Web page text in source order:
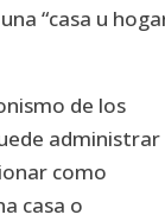
“casa u
de los
administrar
como
casa o